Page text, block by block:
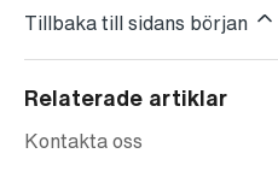
Tillbaka till sidans början
Relaterade artiklar
Kontakta oss